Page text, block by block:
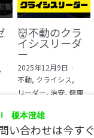
👹不動のクラ
イシスリーダ
ー
2025年12月9日 ·
不動, クライシス,
リーダー, 治安, 健康
榎本澄雄
い合わせは今す